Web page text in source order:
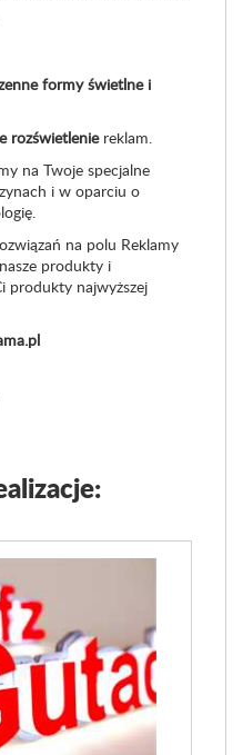
formy świetlne i
rozświetleniereklam.
na Twoje specjalne
i w oparciu o
na polu Reklamy
produkty i
produkty najwyższej